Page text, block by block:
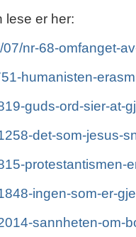
lese er her:
nr-68-omfanget-
humanisten-
guds-ord-sier-at-
det-som-jesus-
protestantismen-
ingen-som-er-
sannheten-om-